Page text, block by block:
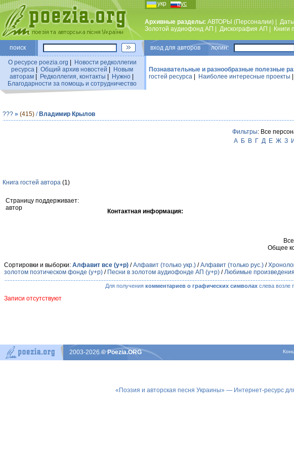
укр рус
Архивные разделы: АВТОРЫ (Персоналии) Даты
Золотой аудиофонд АП
Дискография АП Книги
поиск вход для авторов логин:
О ресурсе poezia.org
Новости редколлегии
ресурса
Общий архив новостей
Новым
авторам| Редколлегия, контакты Нужно|
Благодарности за помощь и сотрудничество
Познавательные и разнообразные полезные
гостей ресурса
Наиболее интересные проекты
??? » (415) / Владимир Крылов
Фильтры: Все
А
Б В Г Д Е Ж З И
Книга гостей автора (1)
Страницу поддерживает:
автор
Контактная информация:
Общее
Сортировки и выборки: Алфавит все (у+р) /Алфавит (только укр.) /Алфавит (только рус.) /
золотом поэтическом фонде (у+р) / Песни в золотом аудиофонде АП (у+р) /Любимые
Для получения комментариев о графических символахслева возле
Записи отсутствуют
2003-2026© Poezia.ORG
«Поэзия и авторская песня Украины» — Интернет-ресурс